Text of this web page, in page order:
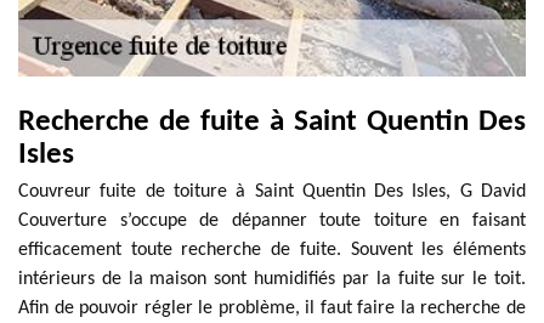
Recherche de fuite à Saint Quentin Des
Isles
Couvreur fuite de toiture à Saint Quentin Des Isles, G David
Couverture s’occupe de dépanner toute toiture en faisant
efficacement toute recherche de fuite. Souvent les éléments
intérieurs de la maison sont humidifiés par la fuite sur le toit.
Afin de pouvoir régler le problème, il faut faire la recherche de